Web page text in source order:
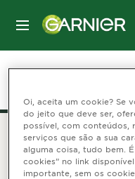
MENU
Home Loja pele
Oi, aceita um cookie? Se
do jeito que deve ser,
possível, com conteúdos,
serviços que são a sua
alguma coisa, tudo bem.
cookies” no link
importante, sem os